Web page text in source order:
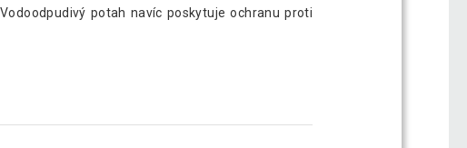
potah navíc poskytuje ochranu proti